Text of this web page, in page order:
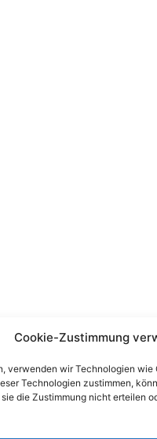
Cookie-Zustimmung
verwenden wir Technologien
Technologien zustimmen,
die Zustimmung nicht erteilen